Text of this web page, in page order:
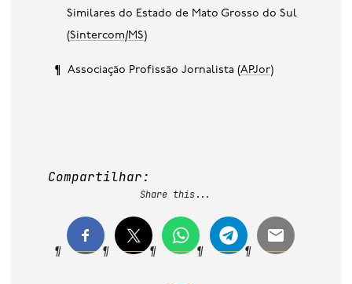
Similares do Estado de Mato Grosso do Sul
(Sintercom/MS)
Associação Profissão Jornalista (APJor)
Compartilhar:
Share this...